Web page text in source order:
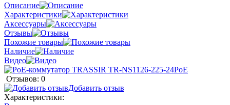
Описание
Характеристики
Аксессуары
Отзывы
Похожие товары
Наличие
Видео
Отзывов: 0
Добавить отзыв
Характеристики: